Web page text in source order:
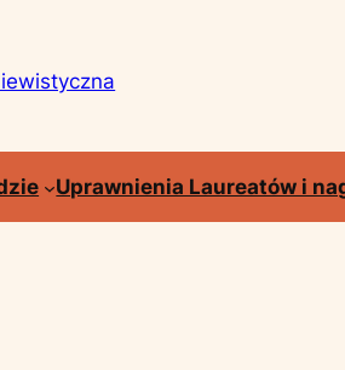
Uprawnienia Laureatów i